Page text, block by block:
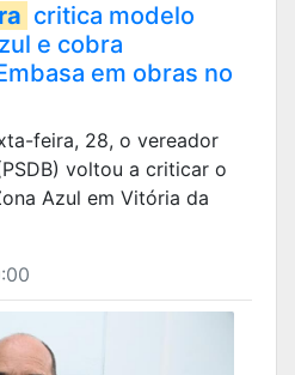
critica modelo
e cobra
em obras no
feira, 28, o vereador
voltou a criticar o
Azul em Vitória da